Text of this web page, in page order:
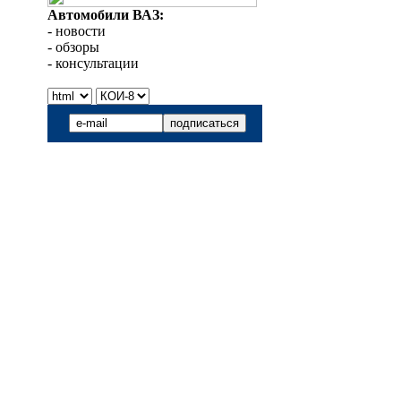
Автомобили ВАЗ:
- новости
- обзоры
- консультации